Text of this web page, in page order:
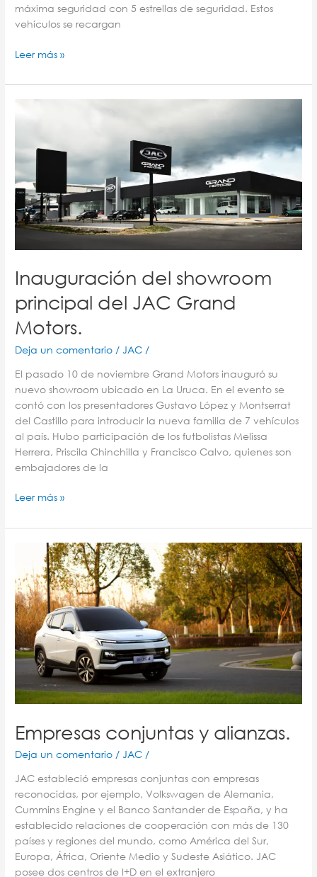
máxima seguridad con 5 estrellas de seguridad. Estos
vehículos se recargan
Leer más »
Inauguración del showroom
principal del JAC Grand
Motors.
Deja un comentario /JAC /
El pasado 10 de noviembre Grand Motors inauguró su
nuevo showroom ubicado en La Uruca. En el evento se
contó con los presentadores Gustavo López y Montserrat
del Castillo para introducir la nueva familia de 7 vehículos
al país. Hubo participación de los futbolistas Melissa
Herrera, Priscila Chinchilla y Francisco Calvo, quienes son
embajadores de la
principal
del
JAC
Grand
Motors.
Leer más »
Empresas conjuntas y alianzas.
Deja un comentario /JAC /
JAC estableció empresas conjuntas con empresas
reconocidas, por ejemplo, Volkswagen de Alemania,
Cummins Engine y el Banco Santander de España, y ha
establecido relaciones de cooperación con más de 130
países y regiones del mundo, como América del Sur,
Europa, África, Oriente Medio y Sudeste Asiático. JAC
posee dos centros de I+D en el extranjero
Empresas
conjuntas
y
alianzas.